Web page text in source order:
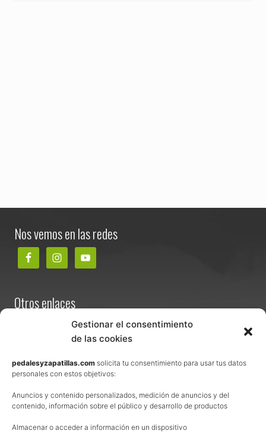
Gestionar el consentimiento
de las cookies
pedalesyzapatillas.com solicita tu consentimiento para usar tus datos
personales con estos objetivos:
Anuncios y contenido personalizados, medición de anuncios y del
contenido, información sobre el público y desarrollo de productos
Almacenar o acceder a información en un dispositivo
Nos vemos en las redes
Otros enlaces
Términos y condiciones de venta
Política de privacidad
Política de cookies